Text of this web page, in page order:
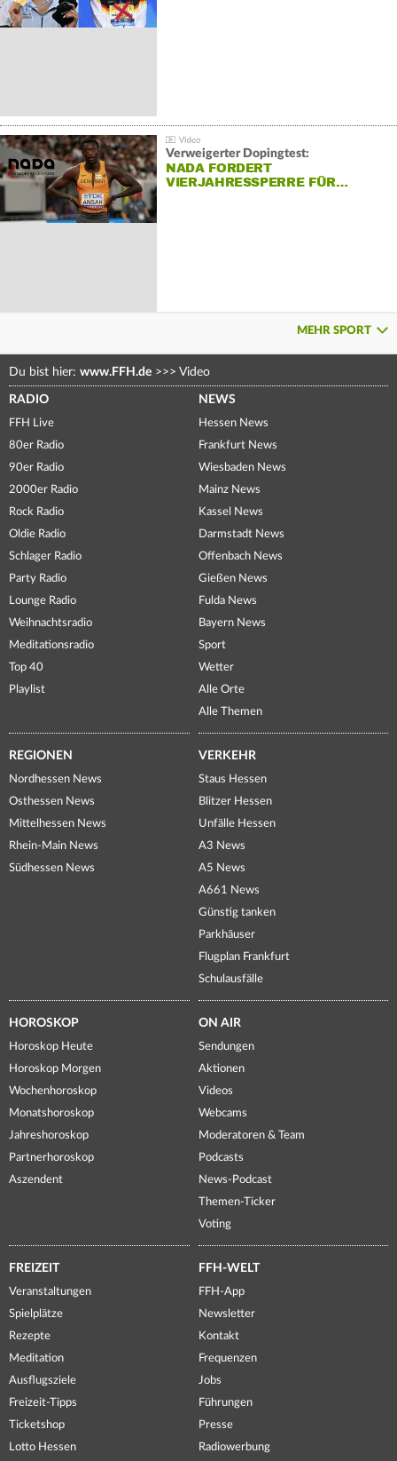
Verweigerter Dopingtest:
NADA FORDERT
VIERJAHRESSPERRE FÜR…
MEHR SPORT
Du bist hier: www.FFH.de >>> Video
RADIO
FFH Live
80er Radio
90er Radio
2000er Radio
Rock Radio
Oldie Radio
Schlager Radio
Party Radio
Lounge Radio
Weihnachtsradio
Meditationsradio
Top 40
Playlist
NEWS
Hessen News
Frankfurt News
Wiesbaden News
Mainz News
Kassel News
Darmstadt News
Offenbach News
Gießen News
Fulda News
Bayern News
Sport
Wetter
Alle Orte
Alle Themen
REGIONEN
Nordhessen News
Osthessen News
Mittelhessen News
Rhein-Main News
Südhessen News
VERKEHR
Staus Hessen
Blitzer Hessen
Unfälle Hessen
A3 News
A5 News
A661 News
Günstig tanken
Parkhäuser
Flugplan Frankfurt
Schulausfälle
HOROSKOP
Horoskop Heute
Horoskop Morgen
Wochenhoroskop
Monatshoroskop
Jahreshoroskop
Partnerhoroskop
Aszendent
ON AIR
Sendungen
Aktionen
Videos
Webcams
Moderatoren & Team
Podcasts
News-Podcast
Themen-Ticker
Voting
FREIZEIT
Veranstaltungen
Spielplätze
Rezepte
Meditation
Ausflugsziele
Freizeit-Tipps
Ticketshop
Lotto Hessen
FFH-WELT
FFH-App
Newsletter
Kontakt
Frequenzen
Jobs
Führungen
Presse
Radiowerbung